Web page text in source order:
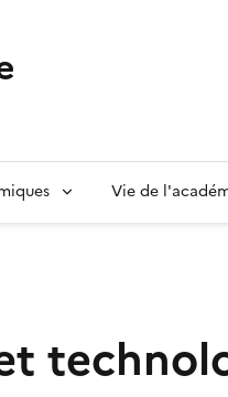
Vie de